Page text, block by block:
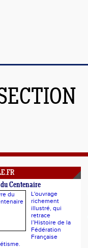
Centenaire
L'ouvrage
richement
illustré, qui
retrace
l’Histoire de la
Fédération
Française